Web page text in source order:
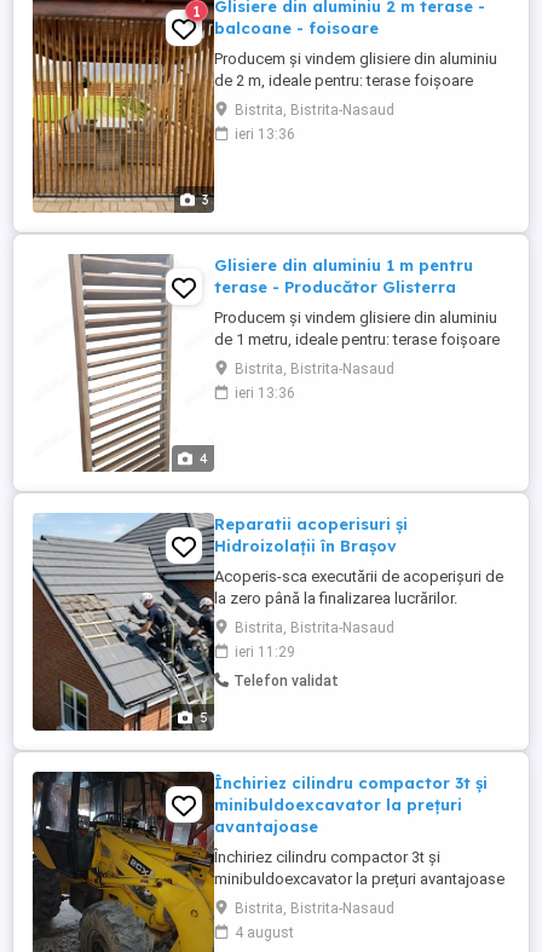
3
1
Glisiere din aluminiu 2 m terase -
balcoane - foisoare
Producem și vindem glisiere din aluminiu
de 2 m, ideale pentru: terase foișoare
balcoane sisteme glisante ușoare și
rezistente Set 2 glisiere 2 m 500 lei Setul
conține 2 glisiere : stânga dreapta sau sus
Bistrita, Bistrita-Nasaud
ieri 13:36
4
Glisiere din aluminiu 1 m pentru
terase - Producător Glisterra
Producem și vindem glisiere din aluminiu
de 1 metru, ideale pentru: terase foișoare
balcoane sisteme ușoare și rezistente Set
2 glisiere 1 m 230 lei Setul conține 2
glisiere : stânga dreapta sau sus jos
Bistrita, Bistrita-Nasaud
ieri 13:36
5
Reparatii acoperisuri și
Hidroizolații în Brașov
Acoperis-sca executării de acoperișuri de
la zero până la finalizarea lucrărilor.
Bistrita, Bistrita-Nasaud
ieri 11:29
Telefon validat
Închiriez cilindru compactor 3t și
minibuldoexcavator la prețuri
avantajoase
Închiriez cilindru compactor 3t și
minibuldoexcavator la prețuri avantajoase
Bistrita, Bistrita-Nasaud
4 august